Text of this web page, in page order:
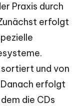
Praxis durch
erfolgt
und von
erfolgt
die CDs